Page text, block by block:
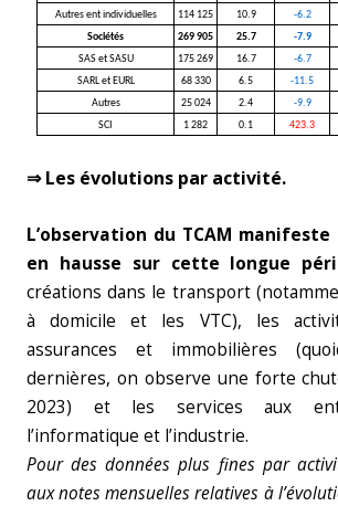
Autres ent individuelles
114 125 10.9 -6.2
Sociétés
269 905 25.7 -7.9
SAS et SASU
175 269 16.7 -6.7
SARL et EURL
68 330 6.5 -11.5
Autres
25 024 2.4 -9.9
SCI
1 282 0.1 423.3
⇒ Les évolutions par activité.
L’observation du TCAM
en hausse sur cette longue
créations dans le transport
à domicile et les VTC), les
assurances et immobilières
dernières, on observe une forte
2023) et les services aux
l’informatique et l’industrie.
Pour des données plus fines par
aux notes mensuelles relatives à